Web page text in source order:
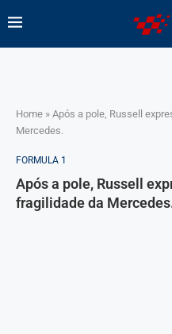
Home » Após a pole, Russell
Mercedes.
FORMULA 1
Após a pole, Russell
fragilidade da